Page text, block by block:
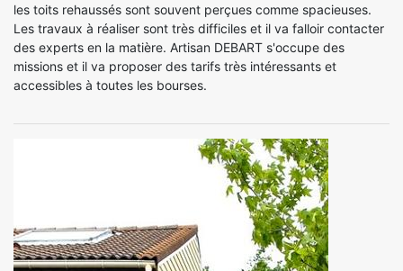
les toits rehaussés sont souvent perçues comme spacieuses.
Les travaux à réaliser sont très difficiles et il va falloir contacter
des experts en la matière. Artisan DEBART s'occupe des
missions et il va proposer des tarifs très intéressants et
accessibles à toutes les bourses.